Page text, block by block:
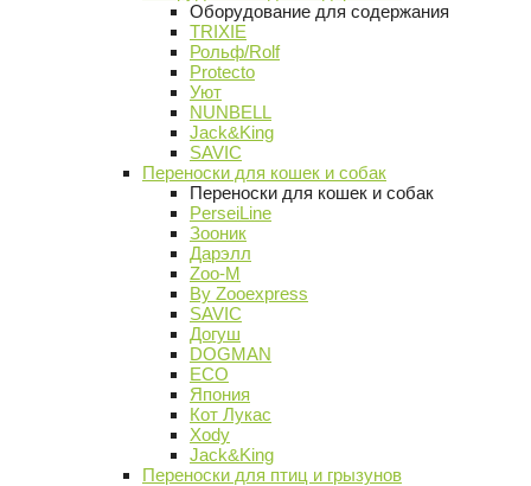
Оборудование для содержания
TRIXIE
Рольф/Rolf
Protecto
Уют
NUNBELL
Jack&King
SAVIC
Переноски для кошек и собак
Переноски для кошек и собак
PerseiLine
Зооник
Дарэлл
Zoo-M
By Zooexpress
SAVIC
Догуш
DOGMAN
ECO
Япония
Кот Лукас
Xody
Jack&King
Переноски для птиц и грызунов